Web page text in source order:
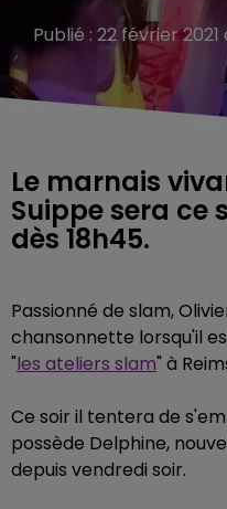
Publié : 22 février 2021
Le marnais
Suippe sera ce
dès 18h45.
Passionné de slam,
chansonnette lorsqu'il
"les ateliers slam" à
Ce soir il tentera de
possède Delphine,
depuis vendredi soir.